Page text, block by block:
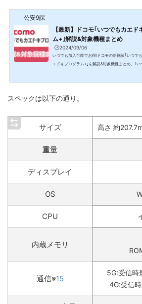
公安9課
【最新】ドコモ｢いつでもカエ
ム+｣解説&対象機種まとめ
🕒️2024/09/06
いつでも加入可能でお得!ドコモの新施策｢いつで
エドキプログラム+｣を解説&対象機種まとめ。｢
加入･継続状態 対象機種を購入時に｢残価設定型24回払い｣でいつでもカエドキプロ
スペックは以下の通り。
サイズ 高さ 約
重量
ディスプレイ
OS
CPU
内蔵メモリ
通信※15
5G:受信
4G:受信